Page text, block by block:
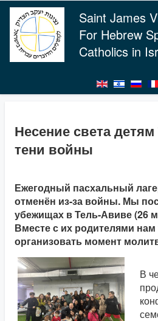
Saint James
For Hebrew
Catholics in
Несение света
тени войны
Ежегодный пасхальный
отменён из-за войны. Мы
убежищах в Тель-Авиве (26
Вместе с их родителями
организовать момент
В